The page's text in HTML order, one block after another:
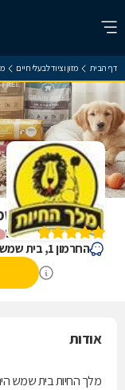
דף הבית מזון וציוד לבעלי חיים
מלך החיות בית
(
החרמון 1, בית שמש, מרכז הקשתות
אודות
מלך החיות בית שמש